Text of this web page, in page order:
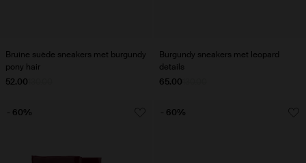
Bruine suède sneakers met burgundy
pony hair
52.00
Burgundy sneakers met leopard
details
65.00
- 60% - 60%